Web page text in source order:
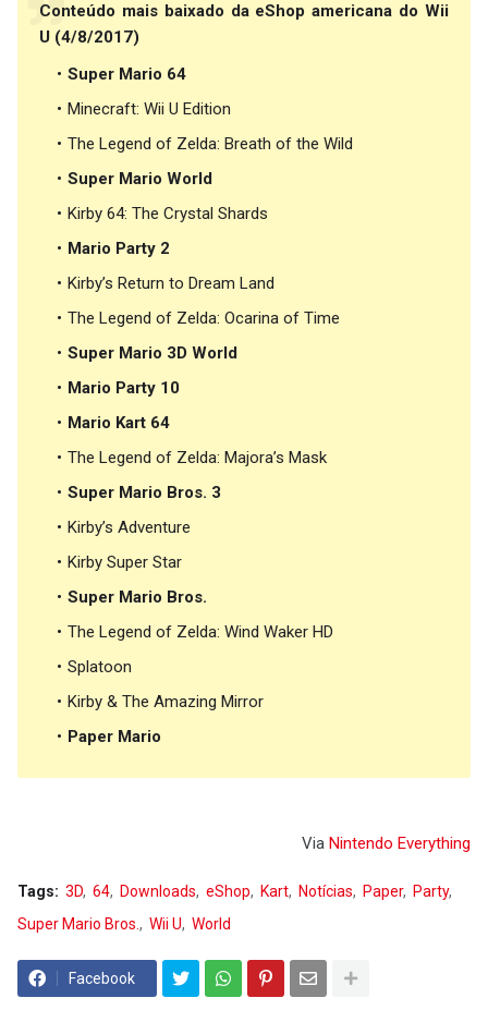
Conteúdo mais baixado da eShop americana do Wii
U (4/8/2017)
Super Mario 64
Minecraft: Wii U Edition
The Legend of Zelda: Breath of the Wild
Super Mario World
Kirby 64: The Crystal Shards
Mario Party 2
Kirby’s Return to Dream Land
The Legend of Zelda: Ocarina of Time
Super Mario 3D World
Mario Party 10
Mario Kart 64
The Legend of Zelda: Majora’s Mask
Super Mario Bros. 3
Kirby’s Adventure
Kirby Super Star
Super Mario Bros.
The Legend of Zelda: Wind Waker HD
Splatoon
Kirby & The Amazing Mirror
Paper Mario
Via Nintendo Everything
Tags: 3D 64 Downloads eShop Kart Notícias Paper
Party
Super Mario Bros.
Wii U World
Facebook